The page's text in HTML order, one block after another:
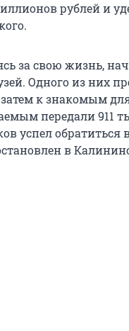
рублей и
за свою жизнь,
Одного из них
к знакомым
передали 911
успел
в